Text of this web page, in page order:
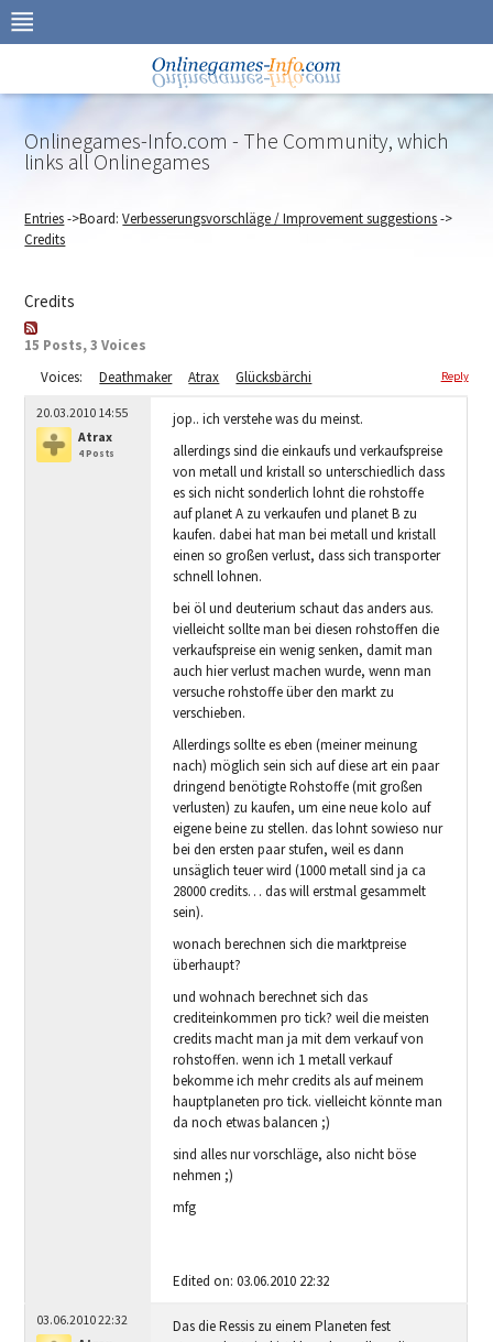
Skip
to
to
Onlinegames-Info.com - The Community, which
links all Onlinegames
Entries->Board:Verbesserungsvorschläge / Improvement suggestions->
Credits
Credits
15 Posts, 3 Voices
Voices:
Deathmaker Atrax Glücksbärchi Reply
20.03.2010 14:55
Atrax
4 Posts
jop.. ich verstehe was du meinst.
allerdings sind die einkaufs und verkaufspreise
von metall und kristall so unterschiedlich dass
es sich nicht sonderlich lohnt die rohstoffe
auf planet A zu verkaufen und planet B zu
kaufen. dabei hat man bei metall und kristall
einen so großen verlust, dass sich transporter
schnell lohnen.
bei öl und deuterium schaut das anders aus.
vielleicht sollte man bei diesen rohstoffen die
verkaufspreise ein wenig senken, damit man
auch hier verlust machen wurde, wenn man
versuche rohstoffe über den markt zu
verschieben.
Allerdings sollte es eben (meiner meinung
nach) möglich sein sich auf diese art ein paar
dringend benötigte Rohstoffe (mit großen
verlusten) zu kaufen, um eine neue kolo auf
eigene beine zu stellen. das lohnt sowieso nur
bei den ersten paar stufen, weil es dann
unsäglich teuer wird (1000 metall sind ja ca
28000 credits… das will erstmal gesammelt
sein).
wonach berechnen sich die marktpreise
überhaupt?
und wohnach berechnet sich das
crediteinkommen pro tick? weil die meisten
credits macht man ja mit dem verkauf von
rohstoffen. wenn ich 1 metall verkauf
bekomme ich mehr credits als auf meinem
hauptplaneten pro tick. vielleicht könnte man
da noch etwas balancen ;)
sind alles nur vorschläge, also nicht böse
nehmen ;)
mfg
Edited on: 03.06.2010 22:32
03.06.2010 22:32
Das die Ressis zu einem Planeten fest